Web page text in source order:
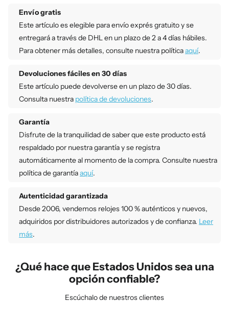
Envío gratis
Este artículo es elegible para envío exprés gratuito y se
entregará a través de DHL en un plazo de 2 a 4 días hábiles.
Para obtener más detalles, consulte nuestra políticaaquí.
Devoluciones fáciles en 30 días
Este artículo puede devolverse en un plazo de 30 días.
Consulta nuestra política de devoluciones.
Garantía
Disfrute de la tranquilidad de saber que este producto está
respaldado por nuestra garantía y se registra
automáticamente al momento de la compra. Consulte nuestra
política de garantíaaquí.
Autenticidad garantizada
Desde 2006, vendemos relojes 100 % auténticos y nuevos,
adquiridos por distribuidores autorizados y de confianza. Leer
más.
¿Qué hace que Estados Unidos sea una
opción confiable?
Escúchalo de nuestros clientes